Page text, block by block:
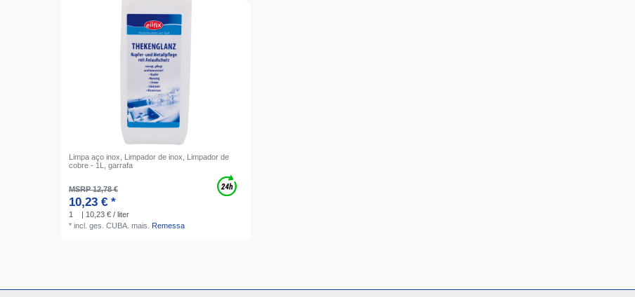
Limpa aço inox, Limpador de inox, Limpador de
cobre - 1L, garrafa
MSRP 12,78 €
10,23 € *
1
| 10,23 € / liter
*incl. ges. CUBA. mais. Remessa